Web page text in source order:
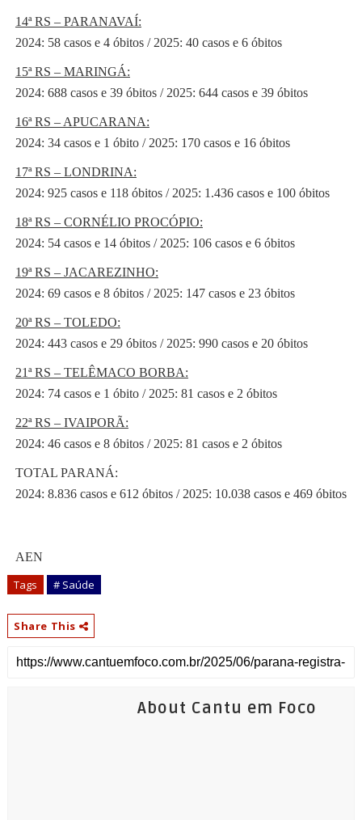
14ª RS – PARANAVAÍ:
2024: 58 casos e 4 óbitos / 2025: 40 casos e 6 óbitos
15ª RS – MARINGÁ:
2024: 688 casos e 39 óbitos / 2025: 644 casos e 39 óbitos
16ª RS – APUCARANA:
2024: 34 casos e 1 óbito / 2025: 170 casos e 16 óbitos
17ª RS – LONDRINA:
2024: 925 casos e 118 óbitos / 2025: 1.436 casos e 100 óbitos
18ª RS – CORNÉLIO PROCÓPIO:
2024: 54 casos e 14 óbitos / 2025: 106 casos e 6 óbitos
19ª RS – JACAREZINHO:
2024: 69 casos e 8 óbitos / 2025: 147 casos e 23 óbitos
20ª RS – TOLEDO:
2024: 443 casos e 29 óbitos / 2025: 990 casos e 20 óbitos
21ª RS – TELÊMACO BORBA:
2024: 74 casos e 1 óbito / 2025: 81 casos e 2 óbitos
22ª RS – IVAIPORÃ:
2024: 46 casos e 8 óbitos / 2025: 81 casos e 2 óbitos
TOTAL PARANÁ:
2024: 8.836 casos e 612 óbitos / 2025: 10.038 casos e 469 óbitos
AEN
Tags # Saúde
Share This
About Cantu em Foco